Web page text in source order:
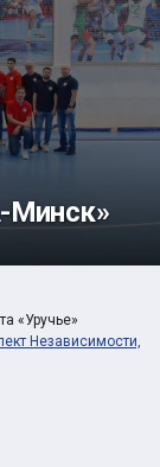
Минск»
«Уручье»
Независимости,